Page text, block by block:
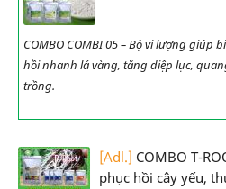
COMBO COMBI 05 – Bộ vi lượng giúp
hồi nhanh lá vàng, tăng diệp lục,
trồng.
[Adl.] COMBO T-
phục hồi cây yếu,